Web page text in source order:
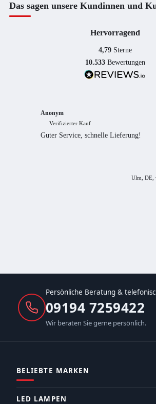
Das sagen unsere Kundinnen und
Hervorragend
4,79 Sterne
10.533 Bewertungen
Anonym
Verifizierter Kauf
Guter Service, schnelle Lieferung!
Ulm, DE,
Persönliche Beratung &
09194 7259422
Wir beraten Sie gerne persönlich.
BELIEBTE MARKEN
LED LAMPEN